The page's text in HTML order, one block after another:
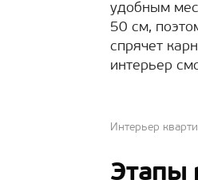
удобным
50 см,
спрячет
интерьер
Интерьер
Этапы